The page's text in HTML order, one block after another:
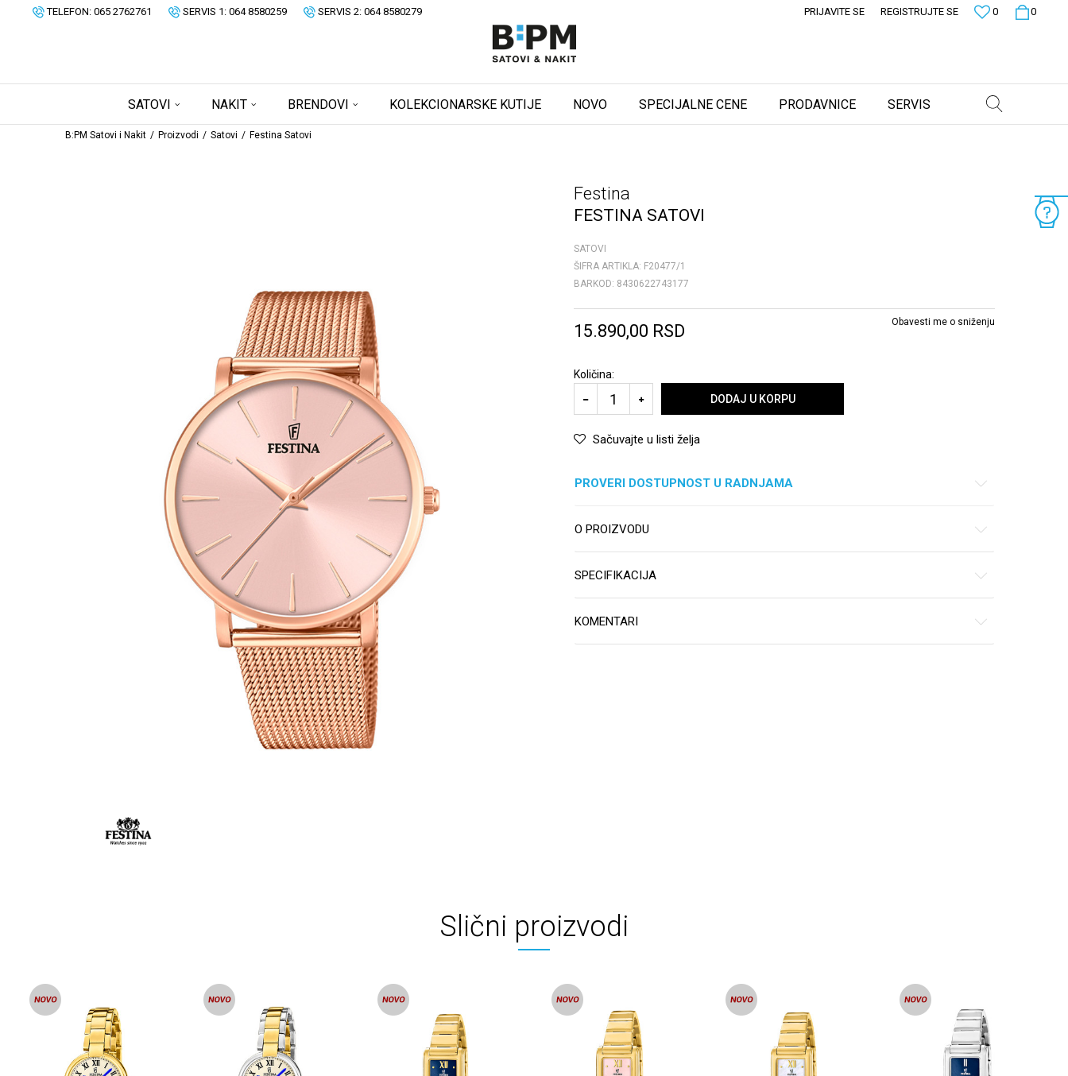
TELEFON: 065 2762761 SERVIS 1: 064 8580259 SERVIS 2: 064 8580279 0
0
PRIJAVITE SE REGISTRUJTE SE
SATOVI NAKIT BRENDOVI KOLEKCIONARSKE KUTIJE NOVO SPECIJALNE CENE PRODAVNICE SERVIS
B:PM Satovi i Nakit Proizvodi Satovi Festina Satovi
Festina
FESTINA SATOVI
SATOVI
ŠIFRA ARTIKLA: F20477/1
BARKOD: 8430622743177
15.890,00 RSD Obavesti me o sniženju
Količina:
DODAJ U KORPU
Sačuvajte u listi želja
PROVERI DOSTUPNOST U RADNJAMA
O PROIZVODU
SPECIFIKACIJA
KOMENTARI
Slični proizvodi